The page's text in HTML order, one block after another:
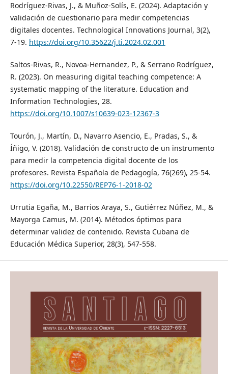
Rodríguez-Rivas, J., & Muñoz-Solís, E. (2024). Adaptación y
validación de cuestionario para medir competencias
digitales docentes. Technological Innovations Journal, 3(2),
7-19. https://doi.org/10.35622/j.ti.2024.02.001
Saltos-Rivas, R., Novoa-Hernandez, P., & Serrano Rodríguez,
R. (2023). On measuring digital teaching competence: A
systematic mapping of the literature. Education and
Information Technologies, 28.
https://doi.org/10.1007/s10639-023-12367-3
Tourón, J., Martín, D., Navarro Asencio, E., Pradas, S., &
Íñigo, V. (2018). Validación de constructo de un instrumento
para medir la competencia digital docente de los
profesores. Revista Española de Pedagogía, 76(269), 25-54.
https://doi.org/10.22550/REP76-1-2018-02
Urrutia Egaña, M., Barrios Araya, S., Gutiérrez Núñez, M., &
Mayorga Camus, M. (2014). Métodos óptimos para
determinar validez de contenido. Revista Cubana de
Educación Médica Superior, 28(3), 547-558.